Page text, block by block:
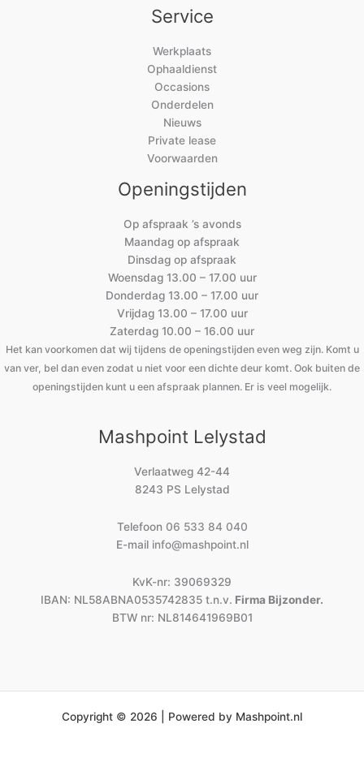
Service
Werkplaats
Ophaaldienst
Occasions
Onderdelen
Nieuws
Private lease
Voorwaarden
Openingstijden
Op afspraak ’s avonds
Maandag op afspraak
Dinsdag op afspraak
Woensdag 13.00 – 17.00 uur
Donderdag 13.00 – 17.00 uur
Vrijdag 13.00 – 17.00 uur
Zaterdag 10.00 – 16.00 uur
Het kan voorkomen dat wij tijdens de openingstijden even weg zijn. Komt u
van ver, bel dan even zodat u niet voor een dichte deur komt. Ook buiten de
openingstijden kunt u een afspraak plannen. Er is veel mogelijk.
Mashpoint Lelystad
Verlaatweg 42-44
8243 PS Lelystad
Telefoon 06 533 84 040
E-mail info@mashpoint.nl
KvK-nr: 39069329
IBAN: NL58ABNA0535742835 t.n.v. Firma Bijzonder.
BTW nr: NL814641969B01
Copyright © 2026 | Powered by Mashpoint.nl